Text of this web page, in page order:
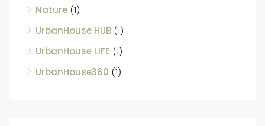
Nature (1)
UrbanHouse HUB (1)
UrbanHouse LIFE (1)
UrbanHouse360 (1)